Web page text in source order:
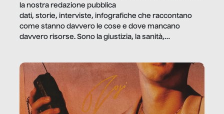
la nostra redazione pubblica
dati, storie, interviste, infografiche che raccontano
come stanno davvero le cose e dove mancano
davvero risorse. Sono la giustizia, la sanità,